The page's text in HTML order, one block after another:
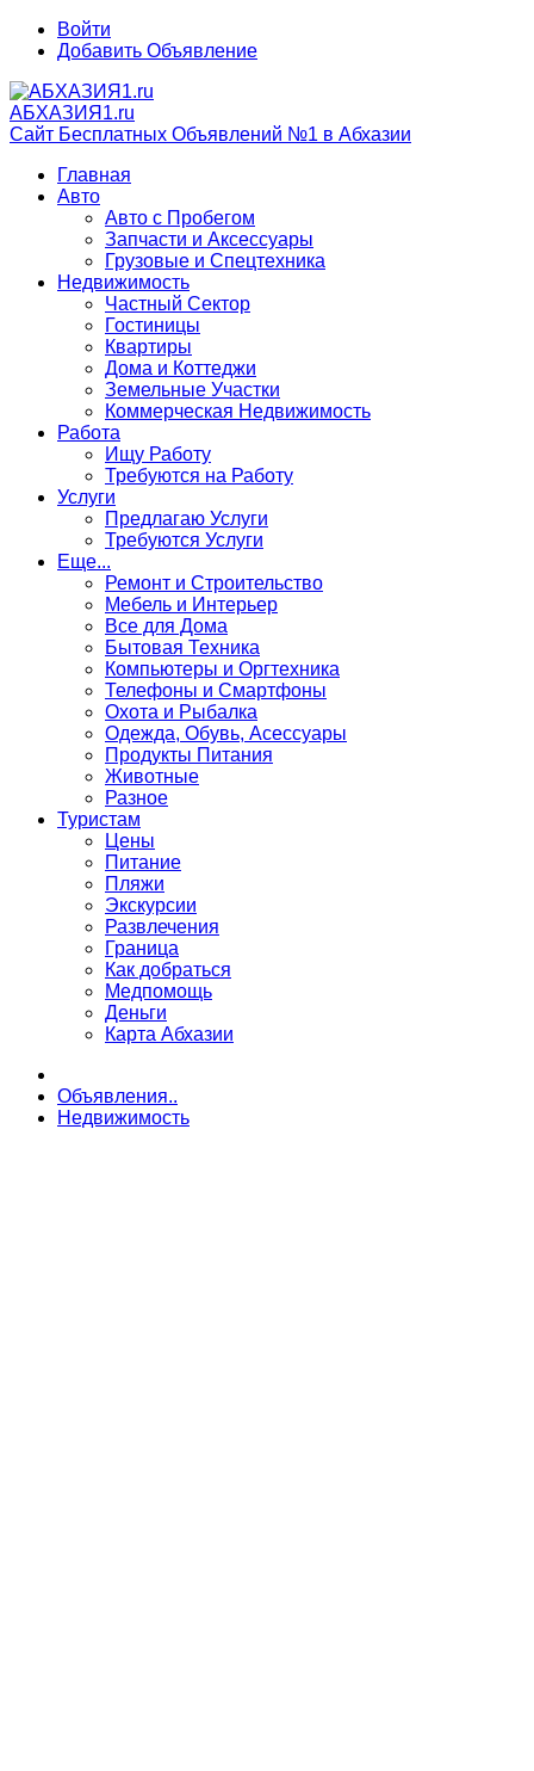
Войти
Добавить Объявление
АБХАЗИЯ1.ru
Сайт Бесплатных Объявлений №1 в Абхазии
Главная
Авто
Авто с Пробегом
Запчасти и Аксессуары
Грузовые и Спецтехника
Недвижимость
Частный Сектор
Гостиницы
Квартиры
Дома и Коттеджи
Земельные Участки
Коммерческая Недвижимость
Работа
Ищу Работу
Требуются на Работу
Услуги
Предлагаю Услуги
Требуются Услуги
Еще...
Ремонт и Строительство
Мебель и Интерьер
Все для Дома
Бытовая Техника
Компьютеры и Оргтехника
Телефоны и Смартфоны
Охота и Рыбалка
Одежда, Обувь, Асессуары
Продукты Питания
Животные
Разное
Туристам
Цены
Питание
Пляжи
Экскурсии
Развлечения
Граница
Как добраться
Медпомощь
Деньги
Карта Абхазии
Объявления..
Недвижимость